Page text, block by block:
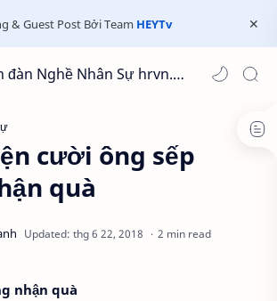
& Guest Post Bởi Team HEYTv
HRVN - Diễn đàn Nghề Nhân Sự hrvn.com.vn
cười ông sếp
quà
2 min read
nhận quà